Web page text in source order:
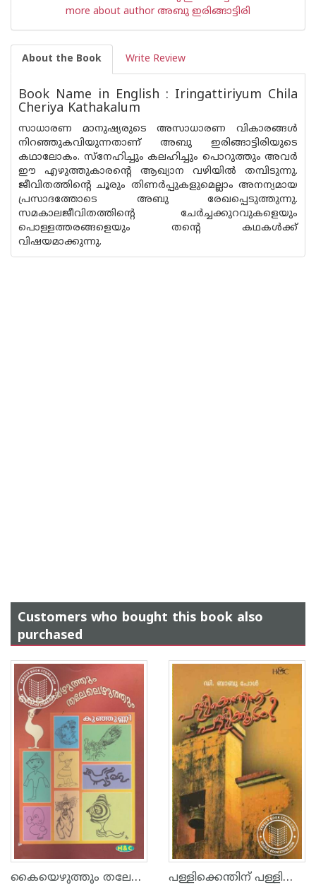
more about author അബു ഇരിങ്ങാട്ടിരി
About the Book Write Review
Book Name in English : Iringattiriyum Chila
Cheriya Kathakalum
സാധാരണ മാനുഷ്യരുടെ അസാധാരണ വികാരങ്ങള്‍
നിറഞ്ഞുകവിയുന്നതാണ് അബു ഇരിങ്ങാട്ടിരിയുടെ
കഥാലോകം. സ്നേഹിച്ചും കലഹിച്ചും പൊറുത്തും അവര്‍
ഈ എഴുത്തുകാരന്റെ ആഖ്യാന വഴിയില്‍ തമ്പിടുന്നു.
ജീവിതത്തിന്റെ ചൂരും തിണര്‍പ്പുകളുമെല്ലാം അനന്യമായ
പ്രസാദത്തോടെ അബു രേഖപ്പെടുത്തുന്നു.
സമകാലജീവിതത്തിന്റെ ചേര്‍ച്ചക്കുറവുകളെയും
പൊള്ളത്തരങ്ങളെയും തന്റെ കഥകള്‍ക്ക്
വിഷയമാക്കുന്നു.
Customers who bought this book also
purchased
കൈയെഴുത്തും തലേലെഴുത്തും പള്ളിക്കെന്തിന്‌ പള്ളിക്കൂടം